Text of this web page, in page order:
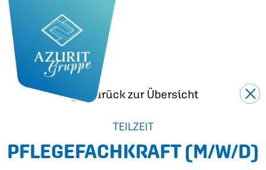
Zurück zur Übersicht
TEILZEIT
PFLEGEFACHKRAFT (M/W/D)